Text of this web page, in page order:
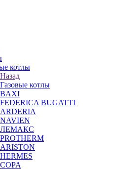
котлы
Назад
Газовые котлы
BAXI
FEDERICA BUGATTI
ARDERIA
NAVIEN
ЛЕМАКС
PROTHERM
ARISTON
HERMES
COPA